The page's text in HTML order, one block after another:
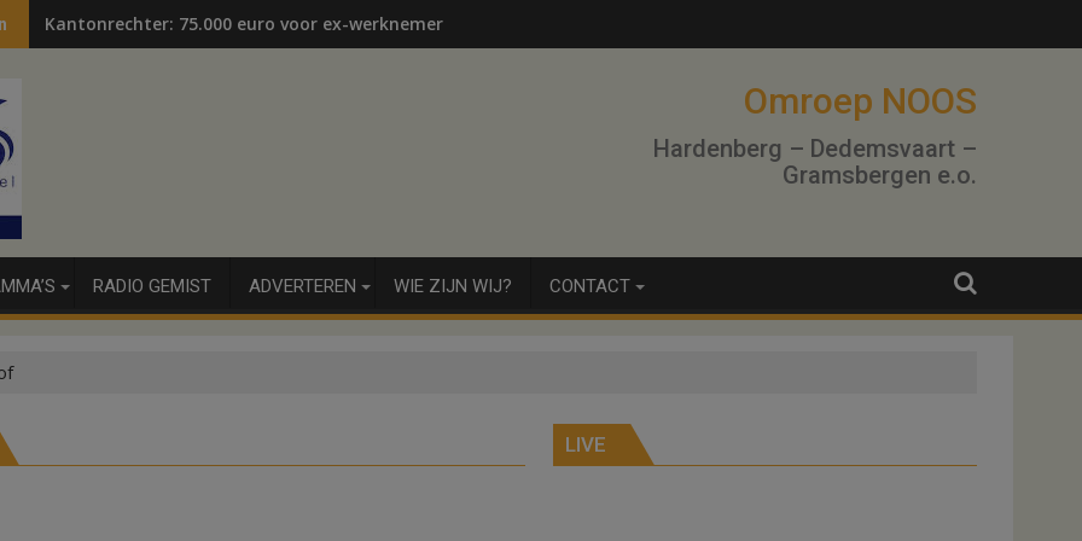
Kantonrechter: 75.000 euro voor ex-werknemers
Omroep NOOS
Hardenberg – Dedemsvaart –
Gramsbergen e.o.
RADIO GEMIST ADVERTEREN WIE ZIJN WIJ? CONTACT
LIVE